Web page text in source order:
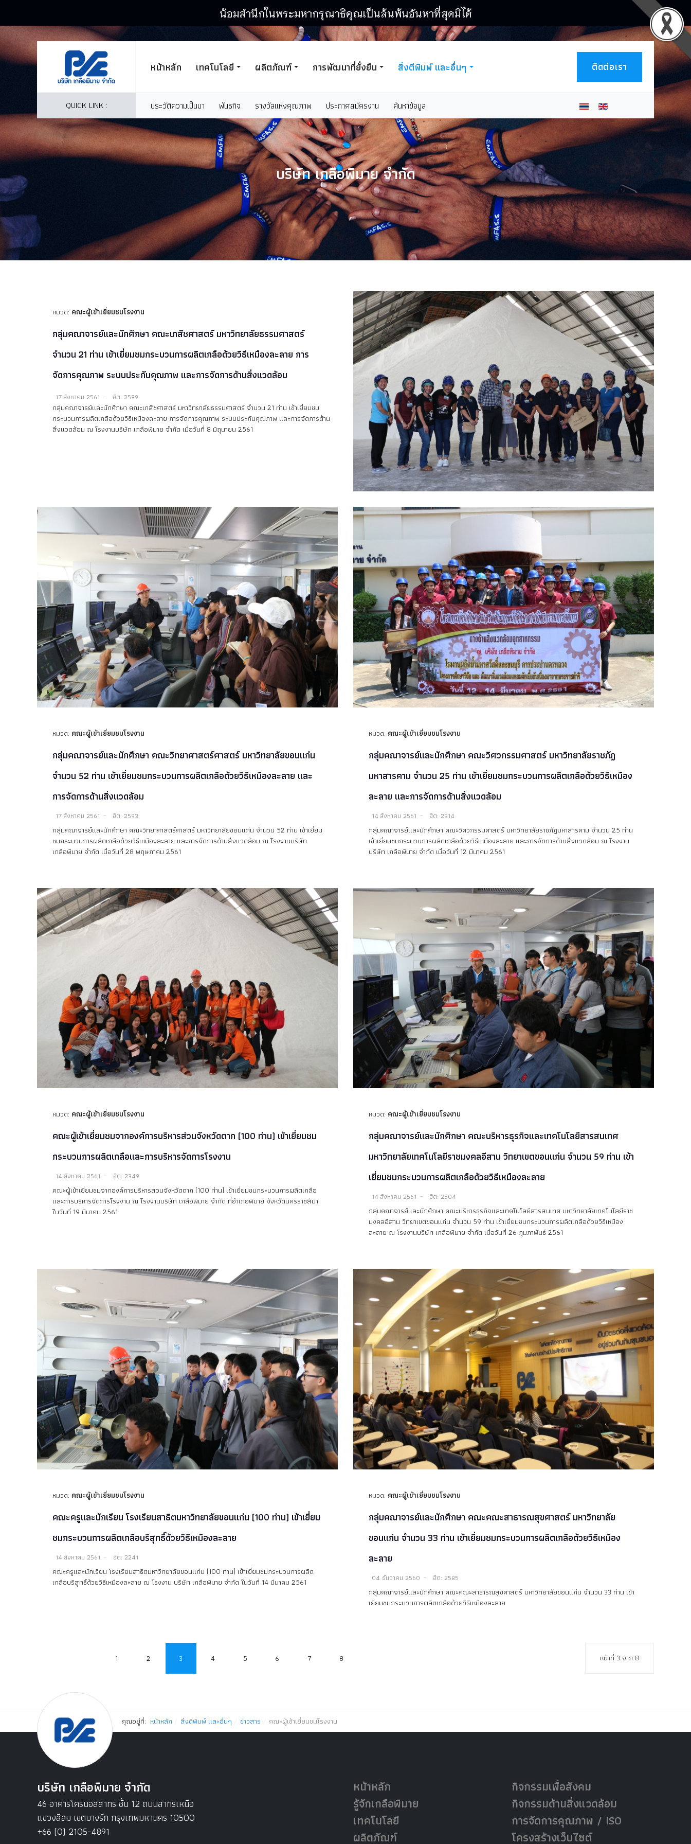
น้อมสำนึกในพระมหากรุณาธิคุณเป็นล้นพ้นอันหาที่สุดมิได้
หน้าหลัก เทคโนโลยี ผลิตภัณฑ์ การพัฒนาที่ยั่งยืน สิ่งตีพิมพ์ และอื่นๆ ติดต่อเรา
QUICK LINK : ประวัติความเป็นมา พันธกิจ รางวัลแห่งคุณภาพ ประกาศสมัครงาน ค้นหาข้อมูล
บริษัท เกลือพิมาย จำกัด
หมวด: คณะผู้เข้าเยี่ยมชมโรงงาน
กลุ่มคณาจารย์และนักศึกษา คณะเภสัชศาสตร์ มหาวิทยาลัยธรรมศาสตร์
จำนวน 21 ท่าน เข้าเยี่ยมชมกระบวนการผลิตเกลือด้วยวิธีเหมืองละลาย การ
จัดการคุณภาพ ระบบประกันคุณภาพ และการจัดการด้านสิ่งแวดล้อม
17 สิงหาคม 2561 ฮิต: 2539
กลุ่มคณาจารย์และนักศึกษา คณะเภสัชศาสตร์ มหาวิทยาลัยธรรมศาสตร์ จำนวน 21 ท่าน เข้าเยี่ยมชม
กระบวนการผลิตเกลือด้วยวิธีเหมืองละลาย การจัดการคุณภาพ ระบบประกันคุณภาพ และการจัดการด้าน
สิ่งแวดล้อม ณ โรงงานบริษัท เกลือพิมาย จำกัด เมื่อวันที่ 8 มิถุนายน 2561
หมวด: คณะผู้เข้าเยี่ยมชมโรงงาน
กลุ่มคณาจารย์และนักศึกษา คณะวิทยาศาสตร์ศาสตร์ มหาวิทยาลัยขอนแก่น
จำนวน 52 ท่าน เข้าเยี่ยมชมกระบวนการผลิตเกลือด้วยวิธีเหมืองละลาย และ
การจัดการด้านสิ่งแวดล้อม
17 สิงหาคม 2561 ฮิต: 2593
กลุ่มคณาจารย์และนักศึกษา คณะวิทยาศาสตร์ศาสตร์ มหาวิทยาลัยขอนแก่น จำนวน 52 ท่าน เข้าเยี่ยม
ชมกระบวนการผลิตเกลือด้วยวิธีเหมืองละลาย และการจัดการด้านสิ่งแวดล้อม ณ โรงงานบริษัท
เกลือพิมาย จำกัด เมื่อวันที่ 28 พฤษภาคม 2561
หมวด: คณะผู้เข้าเยี่ยมชมโรงงาน
กลุ่มคณาจารย์และนักศึกษา คณะวิศวกรรมศาสตร์ มหาวิทยาลัยราชภัฏ
มหาสารคาม จำนวน 25 ท่าน เข้าเยี่ยมชมกระบวนการผลิตเกลือด้วยวิธีเหมือง
ละลาย และการจัดการด้านสิ่งแวดล้อม
14 สิงหาคม 2561 ฮิต: 2314
กลุ่มคณาจารย์และนักศึกษา คณะวิศวกรรมศาสตร์ มหาวิทยาลัยราชภัฏมหาสารคาม จำนวน 25 ท่าน
เข้าเยี่ยมชมกระบวนการผลิตเกลือด้วยวิธีเหมืองละลาย และการจัดการด้านสิ่งแวดล้อม ณ โรงงาน
บริษัท เกลือพิมาย จำกัด เมื่อวันที่ 12 มีนาคม 2561
หมวด: คณะผู้เข้าเยี่ยมชมโรงงาน
คณะผู้เข้าเยี่ยมชมจากองค์การบริหารส่วนจังหวัดตาก (100 ท่าน) เข้าเยี่ยมชม
กระบวนการผลิตเกลือและการบริหารจัดการโรงงาน
14 สิงหาคม 2561 ฮิต: 2349
คณะผู้เข้าเยี่ยมชมจากองค์การบริหารส่วนจังหวัดตาก (100 ท่าน) เข้าเยี่ยมชมกระบวนการผลิตเกลือ
และการบริหารจัดการโรงงาน ณ โรงงานบริษัท เกลือพิมาย จำกัด ที่อำเภอพิมาย จังหวัดนครราชสีมา
ในวันที่ 19 มีนาคม 2561
หมวด: คณะผู้เข้าเยี่ยมชมโรงงาน
กลุ่มคณาจารย์และนักศึกษา คณะบริหารธุรกิจและเทคโนโลยีสารสนเทศ
มหาวิทยาลัยเทคโนโลยีราชมงคลอีสาน วิทยาเขตขอนแก่น จำนวน 59 ท่าน เข้า
เยี่ยมชมกระบวนการผลิตเกลือด้วยวิธีเหมืองละลาย
14 สิงหาคม 2561 ฮิต: 2504
กลุ่มคณาจารย์และนักศึกษา คณะบริหารธุรกิจและเทคโนโลยีสารสนเทศ มหาวิทยาลัยเทคโนโลยีราช
มงคลอีสาน วิทยาเขตขอนแก่น จำนวน 59 ท่าน เข้าเยี่ยมชมกระบวนการผลิตเกลือด้วยวิธีเหมือง
ละลาย ณ โรงงานบริษัท เกลือพิมาย จำกัด เมื่อวันที่ 26 กุมภาพันธ์ 2561
หมวด: คณะผู้เข้าเยี่ยมชมโรงงาน
คณะครูและนักเรียน โรงเรียนสาธิตมหาวิทยาลัยขอนแก่น (100 ท่าน) เข้าเยี่ยม
ชมกระบวนการผลิตเกลือบริสุทธิ์ด้วยวิธีเหมืองละลาย
14 สิงหาคม 2561 ฮิต: 2241
คณะครูและนักเรียน โรงเรียนสาธิตมหาวิทยาลัยขอนแก่น (100 ท่าน) เข้าเยี่ยมชมกระบวนการผลิต
เกลือบริสุทธิ์ด้วยวิธีเหมืองละลาย ณ โรงงาน บริษัท เกลือพิมาย จำกัด ในวันที่ 14 มีนาคม 2561
หมวด: คณะผู้เข้าเยี่ยมชมโรงงาน
กลุ่มคณาจารย์และนักศึกษา คณะคณะสาธารณสุขศาสตร์ มหาวิทยาลัย
ขอนแก่น จำนวน 33 ท่าน เข้าเยี่ยมชมกระบวนการผลิตเกลือด้วยวิธีเหมือง
ละลาย
04 ธันวาคม 2560 ฮิต: 2585
กลุ่มคณาจารย์และนักศึกษา คณะคณะสาธารณสุขศาสตร์ มหาวิทยาลัยขอนแก่น จำนวน 33 ท่าน เข้า
เยี่ยมชมกระบวนการผลิตเกลือด้วยวิธีเหมืองละลาย
หน้าที่ 3 จาก 8
1 2 3 4 5 6 7 8
คุณอยู่ที่: หน้าหลัก สิ่งตีพิมพ์ และอื่นๆ ข่าวสาร คณะผู้เข้าเยี่ยมชมโรงงาน
บริษัท เกลือพิมาย จำกัด
46 อาคารโครนอสสาทร ชั้น 12 ถนนสาทรเหนือ
แขวงสีลม เขตบางรัก กรุงเทพมหานคร 10500
+66 (0) 2105-4891
หน้าหลัก
รู้จักเกลือพิมาย
เทคโนโลยี
ผลิตภัณฑ์
กิจกรรมเพื่อสังคม
กิจกรรมด้านสิ่งแวดล้อม
การจัดการคุณภาพ / ISO
โครงสร้างเว็บไซต์